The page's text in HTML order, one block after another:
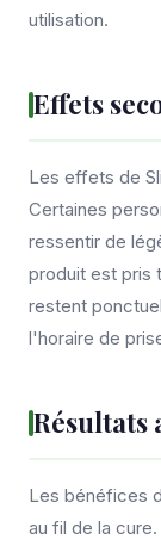
utilisation.
Effets
Les effets de
Certaines
ressentir de
produit est pris
restent
l'horaire de
Résultats
Les bénéfices
au fil de la